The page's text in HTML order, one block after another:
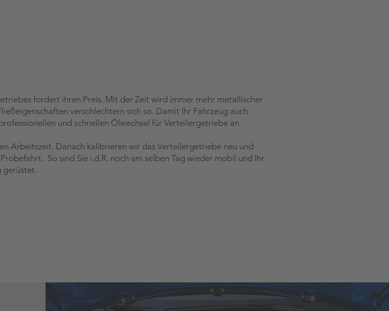
fordert ihren Preis. Mit der Zeit wird immer mehr metallischer
verschlechtern sich so. Damit Ihr Fahrzeug auch
und schnellen Ölwechsel für Verteilergetriebe an.
Arbeitszeit. Danach kalibrieren wir das Verteilergetriebe neu und
So sind Sie i.d.R. noch am selben Tag wieder mobil und Ihr
gerüstet.